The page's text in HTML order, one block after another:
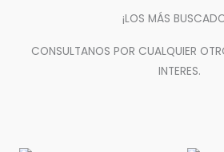
¡LOS MÁS
CONSULTANOS POR CUALQUIER
INTERES.